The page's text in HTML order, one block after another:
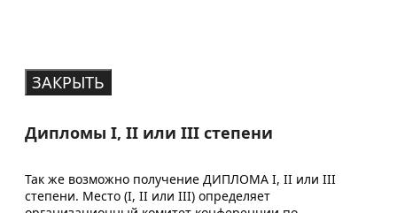
ЗАКРЫТЬ
Дипломы I, II или III степени
Так же возможно получение ДИПЛОМА I, II или III
степени. Место (I, II или III) определяет